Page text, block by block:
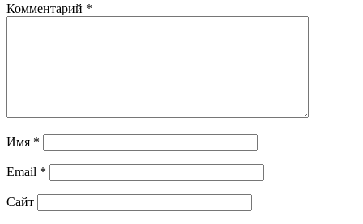
Комментарий *
Имя *
Email *
Сайт